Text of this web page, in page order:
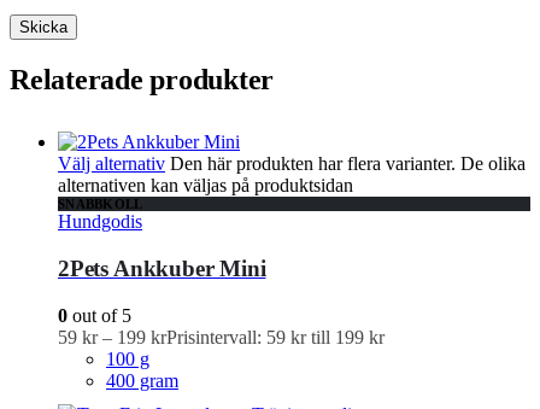
Relaterade produkter
Välj alternativ Den här produkten har flera varianter. De olika
alternativen kan väljas på produktsidan
SNABBKOLL
Hundgodis
2Pets Ankkuber Mini
0 out of 5
59 kr – 199 krPrisintervall: 59 kr till 199 kr
100 g
400 gram